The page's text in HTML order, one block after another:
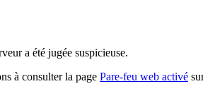
a été jugée suspicieuse.
à consulter la page Pare-feu web activé